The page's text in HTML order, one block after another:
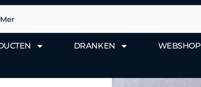
DRANKEN WEBSHOP